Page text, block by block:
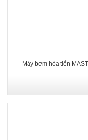
Máy bơm hỏa tiễn